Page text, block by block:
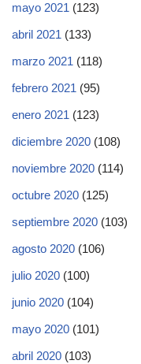
mayo 2021 (123)
abril 2021 (133)
marzo 2021 (118)
febrero 2021 (95)
enero 2021 (123)
diciembre 2020 (108)
noviembre 2020 (114)
octubre 2020 (125)
septiembre 2020 (103)
agosto 2020 (106)
julio 2020 (100)
junio 2020 (104)
mayo 2020 (101)
abril 2020 (103)